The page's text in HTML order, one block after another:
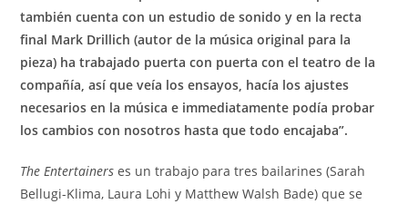
también cuenta con un estudio de sonido y en la recta
final Mark Drillich (autor de la música original para la
pieza) ha trabajado puerta con puerta con el teatro de la
compañía, así que veía los ensayos, hacía los ajustes
necesarios en la música e immediatamente podía probar
los cambios con nosotros hasta que todo encajaba”.
The Entertainers es un trabajo para tres bailarines (Sarah
Bellugi-Klima, Laura Lohi y Matthew Walsh Bade) que se